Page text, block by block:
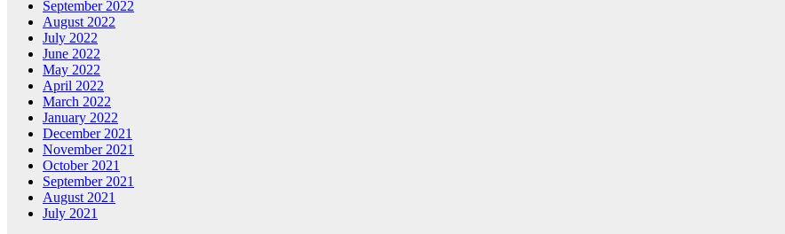
September 2022
August 2022
July 2022
June 2022
May 2022
April 2022
March 2022
January 2022
December 2021
November 2021
October 2021
September 2021
August 2021
July 2021